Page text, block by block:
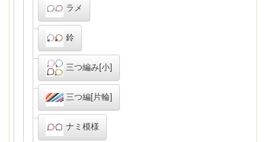
ラメ
鈴
三つ編み[小]
三つ編[片輪]
ナミ模様